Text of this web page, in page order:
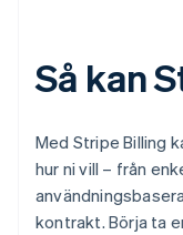
Så kan
Med Stripe Billing
hur ni vill – från
kontrakt. Börja ta